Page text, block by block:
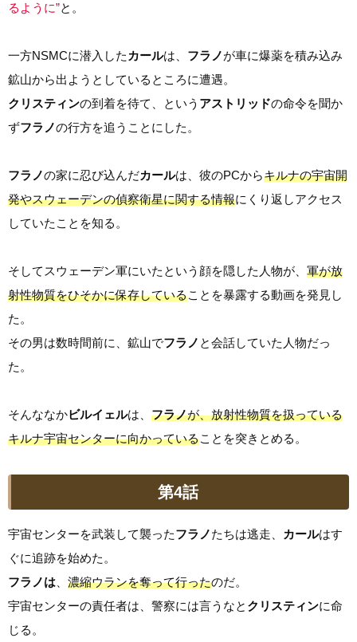
るように”と。
一方NSMCに潜入した カールは、 フラノが車に爆薬を積み込み
鉱山から出ようとしているところに遭遇。
クリスティンの到着を待て、という アストリッドの命令を聞か
ずフラノの行方を追うことにした。
フラノの家に忍び込んだカールは、彼のPCからキルナの宇宙開
発やスウェーデンの偵察衛星に関する情報にくり返しアクセス
していたことを知る。
そしてスウェーデン軍にいたという顔を隠した人物が、 軍が放
射性物質をひそかに保存していることを暴露する動画を発見し
た。
その男は数時間前に、鉱山でフラノ と会話していた人物だっ
た。
そんななかビルイェルは、 フラノが、放射性物質を扱っている
キルナ宇宙センターに向かっていることを突きとめる。
第4話
宇宙センターを武装して襲ったフラノたちは逃走、 カールはす
ぐに追跡を始めた。
フラノは
濃縮ウランを奪って行ったのだ。
宇宙センターの責任者は、警察には言うなと クリスティンに命
じる。